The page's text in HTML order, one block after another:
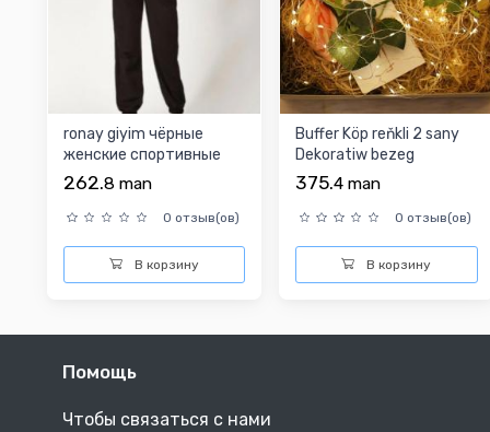
ronay giyim чёрные
женские спортивные
штаны
262.8 man
0 отзыв(ов)
В корзину
Buffer Köp reňkli 2 sany
Dekoratiw bezeg
çyrajyklary 5 metr
375.4 man
0 отзыв(ов)
В корзину
Помощь
Чтобы связаться с нами